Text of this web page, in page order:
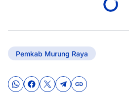
Pemkab Murung Raya